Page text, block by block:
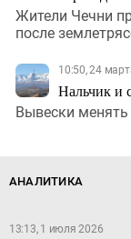
Жители Чечни
после
10:50, 24
Нальчик и
Вывески менять
АНАЛИТИКА
13:13, 1 июля 2026